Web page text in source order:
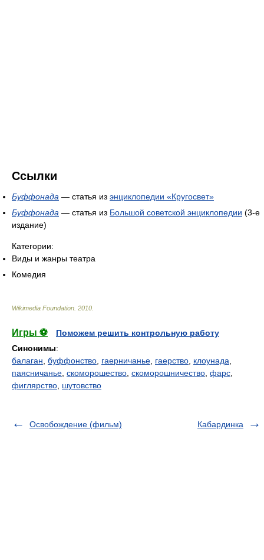
Ссылки
Буффонада — статья из энциклопедии «Кругосвет»
Буффонада — статья из Большой советской энциклопедии (3-е
издание)
Категории:
Виды и жанры театра
Комедия
Wikimedia Foundation 2010
Игры ⚽
Поможем решить контрольную работу
Синонимы:
балаган буффонство гаерничанье гаерство клоунада
паясничанье скоморошество скоморошничество фарс
фиглярство шутовство
Освобождение (фильм) Кабардинка